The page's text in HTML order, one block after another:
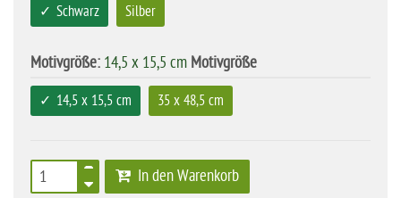
Schwarz Silber
Motivgröße: 14,5 x 15,5 cm Motivgröße
14,5 x 15,5 cm 35 x 48,5 cm
In den Warenkorb